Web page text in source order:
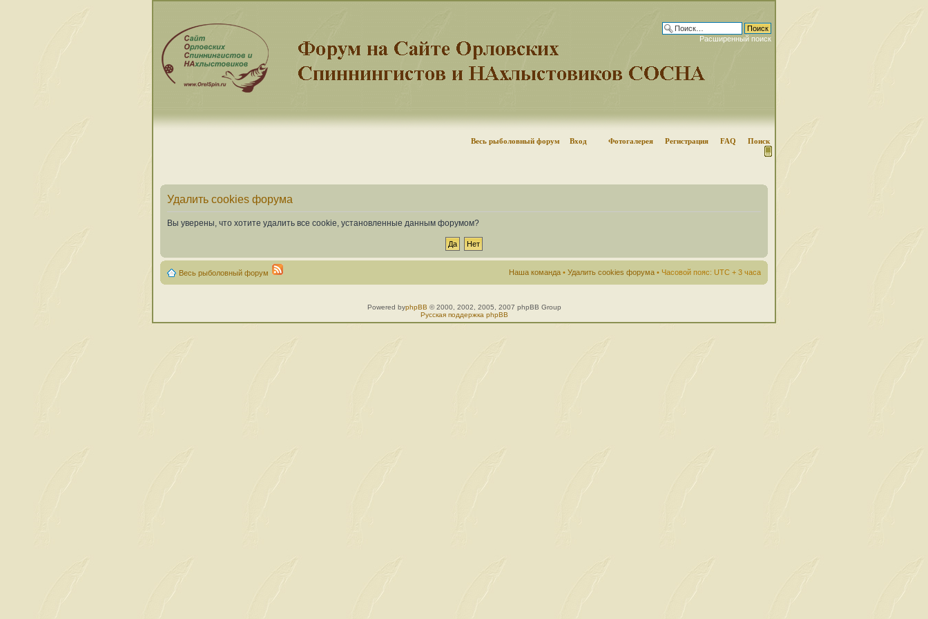
Расширенный поиск
Весь рыболовный форум Вход Фотогалерея Регистрация FAQ Поиск
Удалить cookies форума
Вы уверены, что хотите удалить все cookie, установленные данным форумом?
Весь рыболовный форум Наша команда • Удалить cookies форума • Часовой пояс: UTC + 3 часа
Powered byphpBB © 2000, 2002, 2005, 2007 phpBB Group
Русская поддержка phpBB